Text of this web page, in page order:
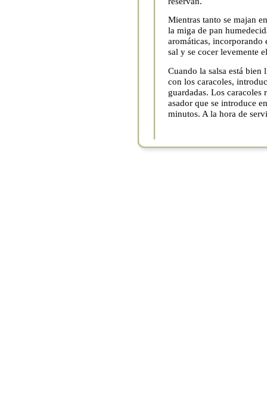
Mientras tanto se majan
la miga de pan
aromáticas, incorporando
sal y se cocer levemente
Cuando la salsa está bien
con los caracoles,
guardadas. Los caracoles
asador que se introduce
minutos. A la hora de